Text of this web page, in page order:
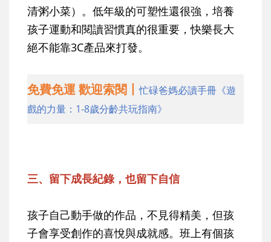
清粥小菜）。低年級的可塑性還很強，培養
孩子運動和閱讀習慣真的很重要，快樂長大
絕不能靠3C產品來打發。
免費免運 歡迎索閱丨忙碌爸媽必讀手冊《遊
戲的力量：1-8歲分齡共玩指南》
三、留下成長紀錄，也留下自信
孩子自己動手做的作品，不見得精美，但孩
子會享受創作的喜悅與成就感。班上有個孩